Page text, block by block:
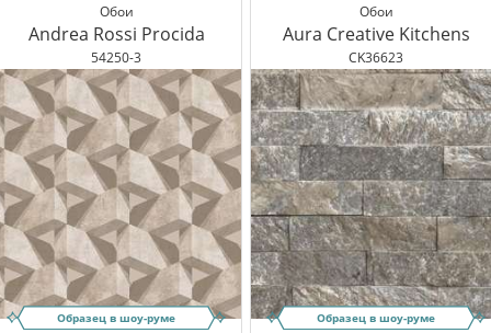
Обои
Andrea Rossi Procida
54250-3
Образец в шоу-руме
Обои
Aura Creative Kitchens
CK36623
Образец в шоу-руме